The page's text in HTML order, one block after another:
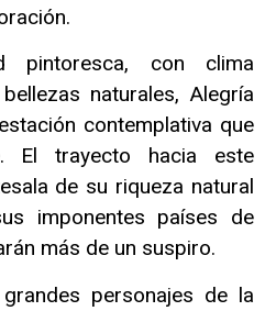
pintoresca, con clima
naturales, Alegría
contemplativa que
El trayecto hacia este
de su riqueza natural
imponentes países de
más de un suspiro.
personajes de la